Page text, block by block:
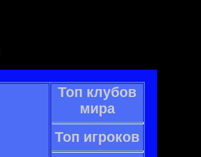
Топ клубов
мира
Топ игроков